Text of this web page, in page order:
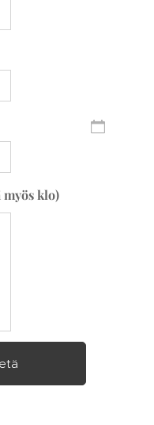
klo)